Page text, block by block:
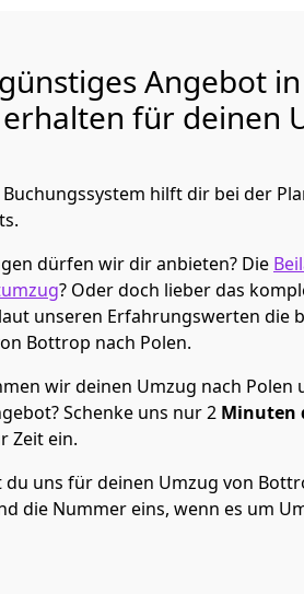
Angebot
für deinen
hilft dir bei der
dürfen wir dir anbieten? Die
? Oder doch lieber das
unseren Erfahrungswerten die
Bottrop nach Polen.
wir deinen Umzug nach Polen
Schenke uns nur2 Minuten
Zeit ein.
uns für deinen Umzug von
die Nummer eins, wenn es um